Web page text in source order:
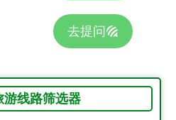
去提问
游线路筛选器